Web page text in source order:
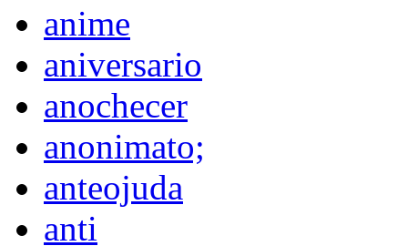
anime
aniversario
anochecer
anonimato;
anteojuda
anti